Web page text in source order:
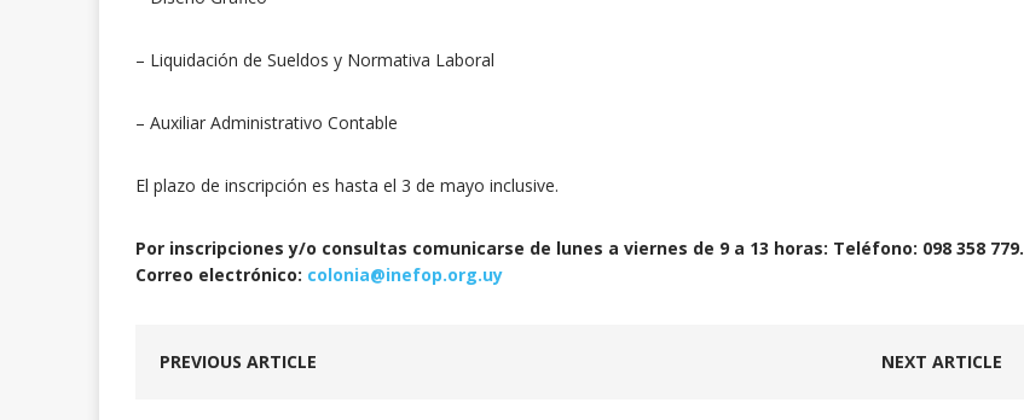
– Liquidación de Sueldos y Normativa Laboral
– Auxiliar Administrativo Contable
El plazo de inscripción es hasta el 3 de mayo inclusive.
Por inscripciones y/o consultas comunicarse de lunes a viernes de 9 a 13 horas: Teléfono: 098 358 779.
Correo electrónico: colonia@inefop.org.uy
PREVIOUS ARTICLE NEXT ARTICLE